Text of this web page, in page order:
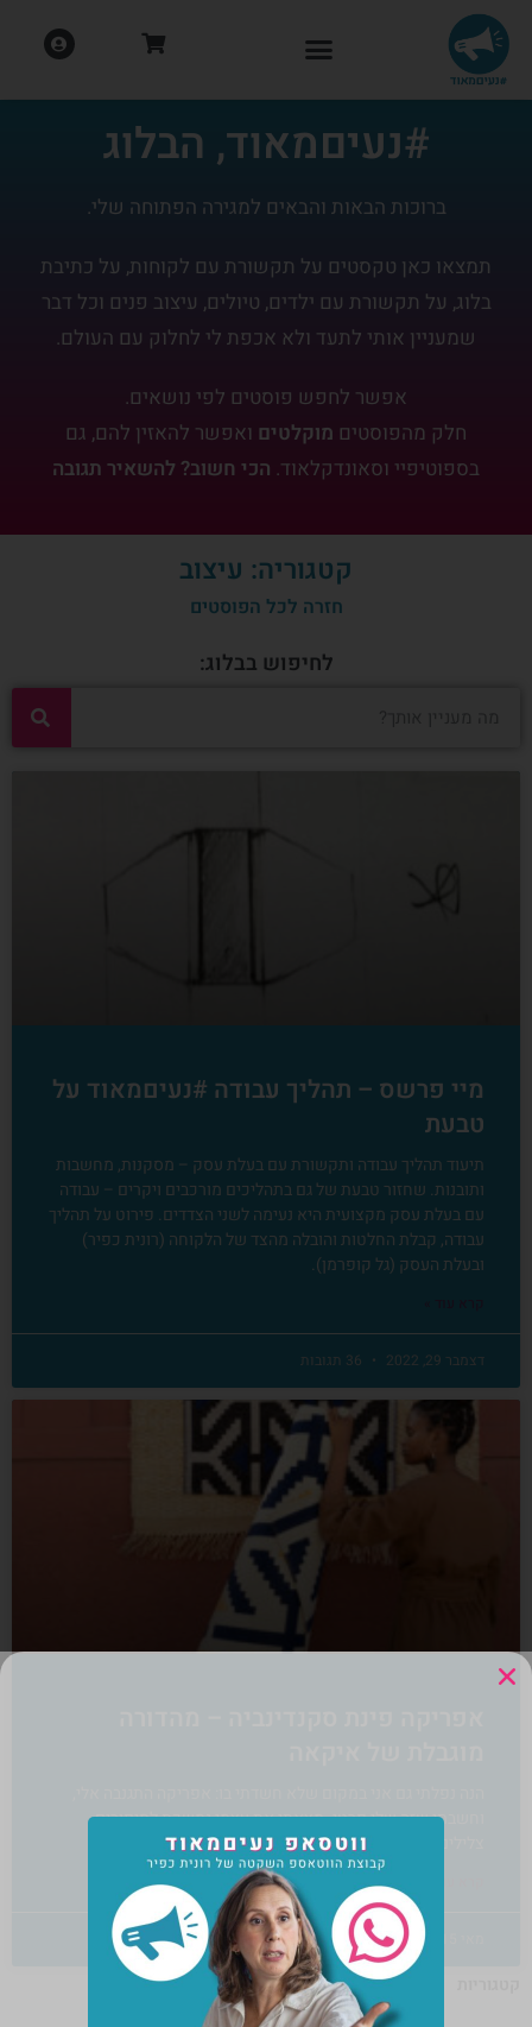
#נעיםמאוד, הבלוג
ברוכות הבאות והבאים למגירה הפתוחה שלי.
תמצאו כאן טקסטים על תקשורת עם לקוחות, על כתיבת
בלוג, על תקשורת עם ילדים, טיולים, עיצוב פנים וכל דבר
שמעניין אותי לתעד ולא אכפת לי לחלוק עם העולם.
אפשר לחפש פוסטים לפי נושאים.
חלק מהפוסטים מוקלטים ואפשר להאזין להם, גם
בספוטיפיי וסאונדקלאוד. הכי חשוב? להשאיר תגובה
קטגוריה: עיצוב
חזרה לכל הפוסטים
לחיפוש בבלוג:
מיי פרשס – תהליך עבודה #נעיםמאוד על
טבעת
תיעוד תהליך עבודה ותקשורת עם בעלת עסק – מסקנות, מחשבות
ותובנות. שחזור טבעת של גם בתהליכים מורכבים ויקרים – עבודה
עם בעלת עסק מקצועית היא נעימה לשני הצדדים. פירוט על תהליך
עבודה, קבלת החלטות והובלה מהצד של הלקוחה (רונית כפיר)
ובעלת העסק (גל קופרמן).
דצמבר 29, 2022
וחשבתי שזה שלי פרטי. מצאתי את עצמי נמשכת לסיפורים,
צלילים ודוגמאות מאפריקה בעודי
2 תגובות